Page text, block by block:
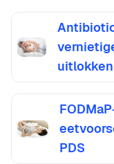
uitlokken
PDS